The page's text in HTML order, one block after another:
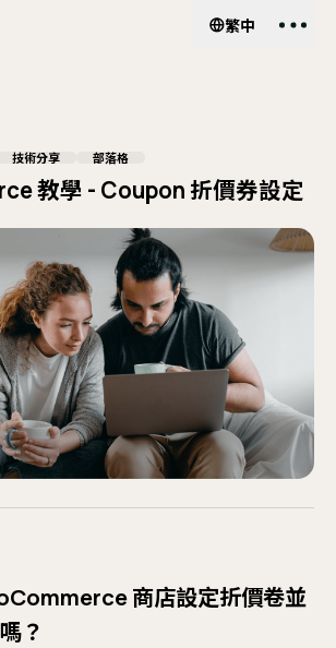
關於我們
外掛商城
部落格
會員中心
開始專案
繁中
技術分享 部落格
教學 - Coupon 折價券設定
商店設定折價卷並
？